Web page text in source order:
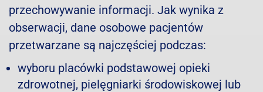
przechowywanie informacji. Jak wynika z
obserwacji, dane osobowe pacjentów
przetwarzane są najczęściej podczas:
wyboru placówki podstawowej opieki
zdrowotnej, pielęgniarki środowiskowej lub